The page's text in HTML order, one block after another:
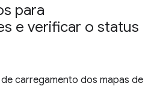
para
e verificar o status
carregamento dos mapas de